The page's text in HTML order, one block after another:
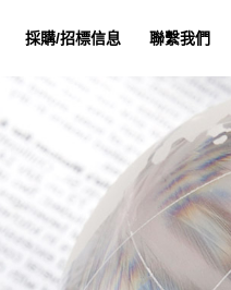
採購/招標信息 聯繫我們